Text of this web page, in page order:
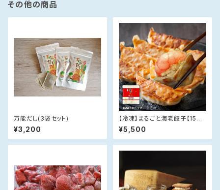
その他の商品
万能だし(3袋セット)
¥3,200
【冷凍】まるごと海老餃子【15個
入×1P】
¥5,500